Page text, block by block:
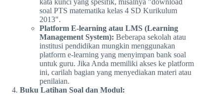
kata kunci yang spesifik, misalnya "download
soal PTS matematika kelas 4 SD Kurikulum
2013".
Platform E-learning atau LMS (Learning
Management System): Beberapa sekolah atau
institusi pendidikan mungkin menggunakan
platform e-learning yang menyimpan bank soal
untuk guru. Jika Anda memiliki akses ke platform
ini, carilah bagian yang menyediakan materi atau
penilaian.
Buku Latihan Soal dan Modul: